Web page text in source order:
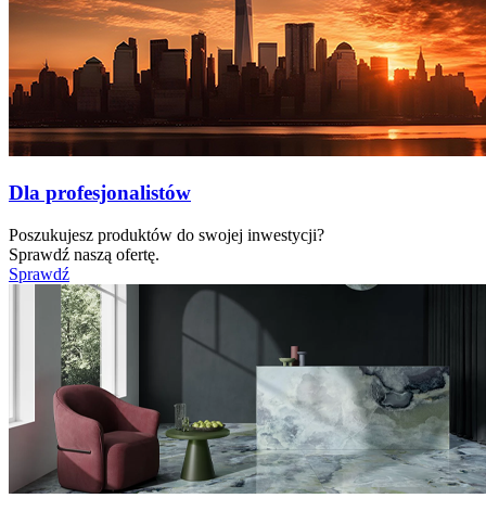
Dla profesjonalistów
Poszukujesz produktów do swojej inwestycji?
Sprawdź naszą ofertę.
Sprawdź